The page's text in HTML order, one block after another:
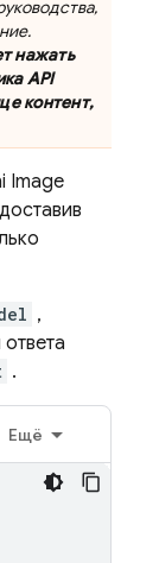
нажать
API
контент,
Image
,
.
Ещё